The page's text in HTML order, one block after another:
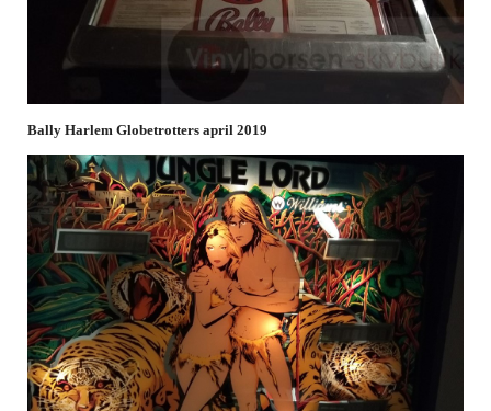
Bally Harlem Globetrotters april 2019